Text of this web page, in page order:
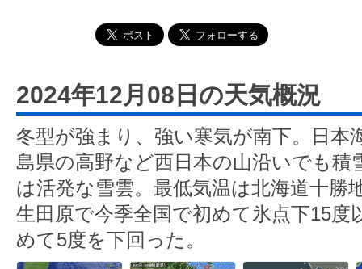
2024年12月08日の天気概況
冬型が強まり、強い寒気が南下。日本
島県の高野など西日本の山沿いでも積
は活発な雪雲。最低気温は北海道十勝
生田原で今季全国で初めて氷点下15度
めて5度を下回った。